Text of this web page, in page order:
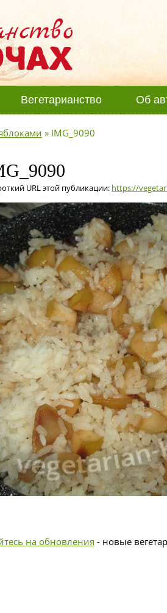
Вегетарианство Об
» IMG_9090
URL этой публикации: https://
на обновления - новые